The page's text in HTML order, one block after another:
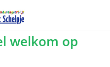
welkom op